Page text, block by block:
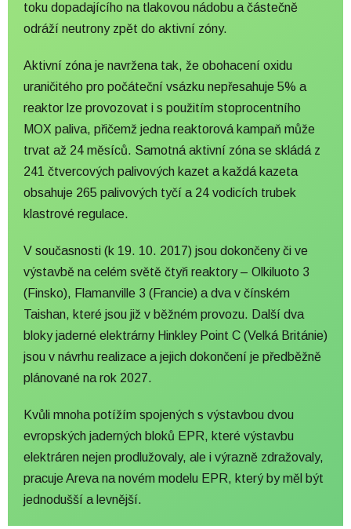
toku dopadajícího na tlakovou nádobua částečně
odráží neutrony zpět do aktivní zóny.
Aktivní zóna je navržena tak, že obohacení oxidu
uraničitého pro počáteční vsázku nepřesahuje 5% a
reaktor lze provozovat i s použitím stoprocentního
MOX paliva, přičemž jedna reaktorová kampaň může
trvat až 24 měsíců. Samotná aktivní zóna se skládá z
241 čtvercových palivových kazet a každá kazeta
obsahuje 265 palivových tyčí a 24 vodicích trubek
klastrové regulace.
V současnosti (k 19. 10. 2017) jsou dokončeny či ve
výstavbě na celém světě čtyři reaktory – Olkiluoto 3
(Finsko), Flamanville 3 (Francie) a dva v čínském
Taishan, které jsou již v běžném provozu. Další dva
bloky jaderné elektrárny Hinkley Point C(Velká Británie)
jsou v návrhu realizace a jejich dokončení je předběžně
plánované na rok 2027.
Kvůli mnoha potížím spojených s výstavbou dvou
evropských jaderných bloků EPR, které výstavbu
elektráren nejen prodlužovaly, ale i výrazně zdražovaly,
pracuje Areva na novém modelu EPR, který by měl být
jednodušší a levnější.